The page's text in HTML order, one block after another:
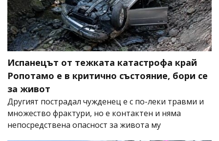
Испанецът от тежката катастрофа край
Ропотамо е в критично състояние, бори се
за живот
Другият пострадал чужденец е с по-леки травми и
множество фрактури, но е контактен и няма
непосредствена опасност за живота му